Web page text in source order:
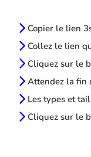
Copier le lien
Collez le lien
Cliquez sur le
Attendez la fin
Les types et
Cliquez sur le